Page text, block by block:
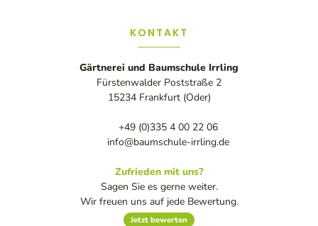
KONTAKT
Gärtnerei und Baumschule Irrling
Fürstenwalder Poststraße 2
15234 Frankfurt (Oder)
+49 (0)335 4 00 22 06
info@baumschule-irrling.de
Zufrieden mit uns?
Sagen Sie es gerne weiter.
Wir freuen uns auf jede Bewertung.
Jetzt bewerten